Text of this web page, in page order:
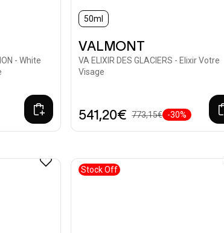
- White
50ml
VALMONT
VA ELIXIR DES GLACIERS - Elixir Votre
Visage
541,20€ 773,15€ -30%
Stock Off